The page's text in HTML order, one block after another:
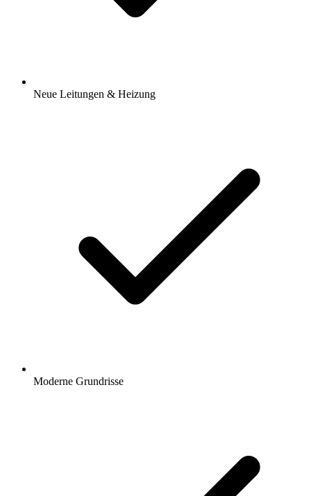
Neue Leitungen & Heizung
Moderne Grundrisse